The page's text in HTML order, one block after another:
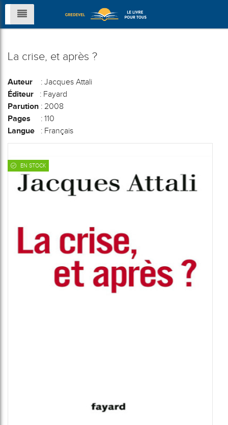
La crise, et après ?
Auteur : Jacques Attali
Éditeur : Fayard
Parution : 2008
Pages : 110
Langue : Français
EN STOCK